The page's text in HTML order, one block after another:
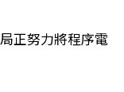
正努力將程序電